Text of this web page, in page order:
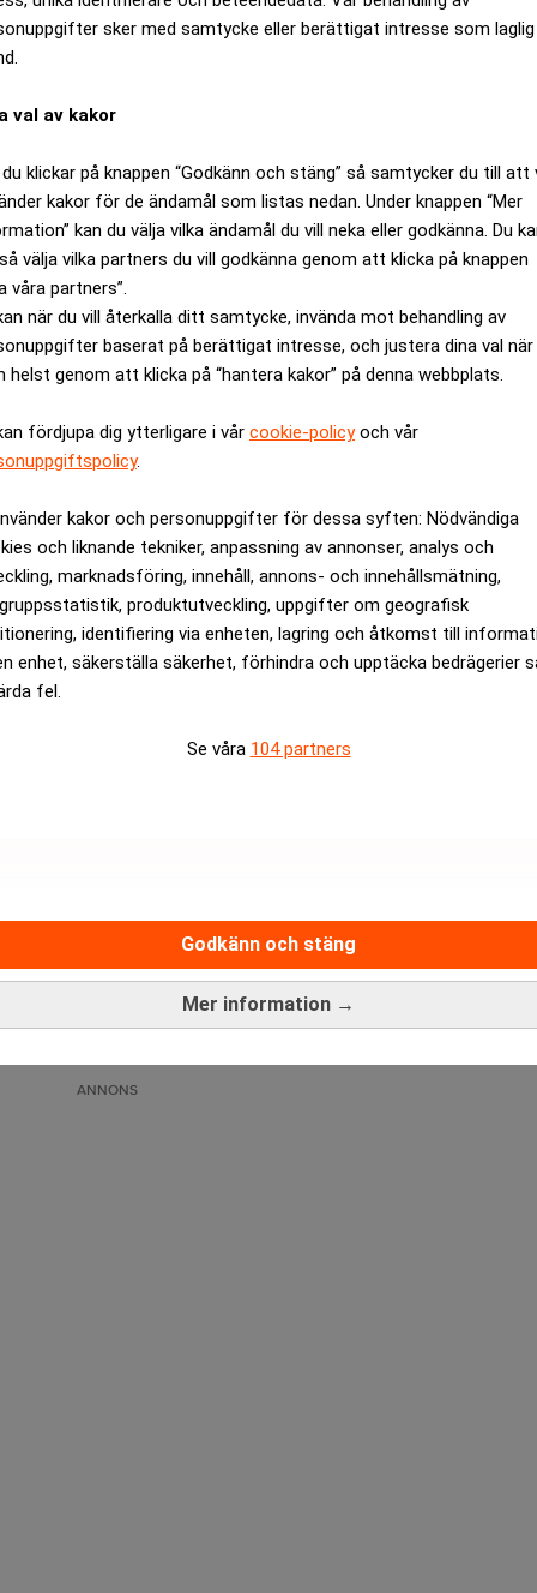
sker med samtycke eller berättigat intresse som laglig
val av kakor
klickar på knappen “Godkänn och stäng” så samtycker du till att
kakor för de ändamål som listas nedan. Under knappen “Mer
kan du välja vilka ändamål du vill neka eller godkänna. Du
välja vilka partners du vill godkänna genom att klicka på knappen
våra partners”.
när du vill återkalla ditt samtycke, invända mot behandling av
baserat på berättigat intresse, och justera dina val när
helst genom att klicka på “hantera kakor” på denna webbplats.
fördjupa dig ytterligare i vår cookie-policyoch vår
.
kakor och personuppgifter för dessa syften: Nödvändiga
och liknande tekniker, anpassning av annonser, analys och
marknadsföring, innehåll, annons- och innehållsmätning,
produktutveckling, uppgifter om geografisk
identifiering via enheten, lagring och åtkomst till
enhet, säkerställa säkerhet, förhindra och upptäcka bedrägerier
fel.
Se våra 104 partners
Mer information →
Godkänn och stäng
trots att myndigheten anser att dessa överensstämmer
skäl, med hänsyn till att motparterna överklagar.
i april av Kammarrätten i Stockholm och enligt
3:12-reglerna, och i vissa fall som inkomst av tjänst.
inte har något att invända i sak mot
inte innebär att Skatteverket och AO anser att Högsta
är att, för det fall att HFD beslutar att bevilja
att pröva målen i hela dess omfattning”.
ska kunna prövas om det blir aktuellt. Om HFD inte
att återkalla vårt överklagande, säger Tomas Algotsson,
är kostnadsfritt: Prenumerera
ANNONS